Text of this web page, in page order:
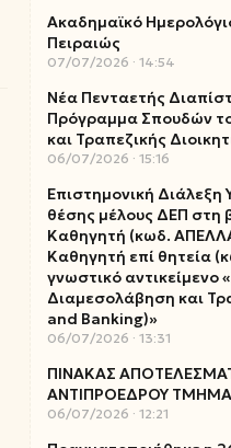
Ακαδημαϊκό
Πειραιώς
07/07/2026 14:54
Νέα Πενταετής
Πρόγραμμα Σπουδών
και Τραπεζικής
06/07/2026 15:16
Επιστημονική
θέσης μέλους ΔΕΠ στη
Καθηγητή (κωδ.
Καθηγητή επί θητεία
γνωστικό αντικείμενο
Διαμεσολάβηση και
and Banking)»
06/07/2026 13:31
ΠΙΝΑΚΑΣ
ΑΝΤΙΠΡΟΕΔΡΟΥ
06/07/2026 12:21